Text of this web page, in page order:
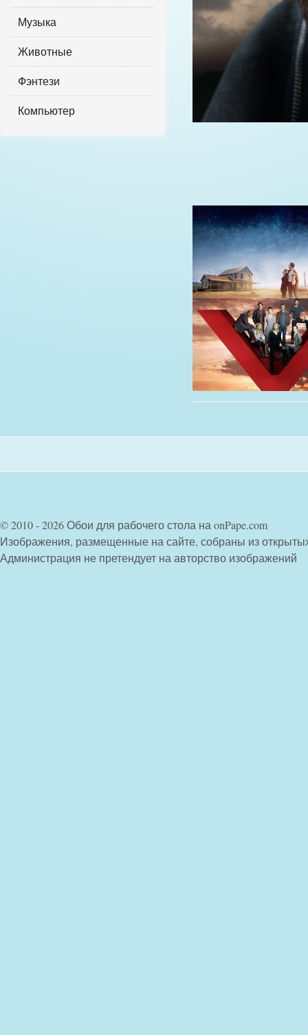
Музыка
Животные
Фэнтези
Компьютер
© 2010 - 2026 Обои для рабочего стола на onPape.com
Изображения, размещенные на сайте, собраны из
Администрация не претендует на авторство изображений